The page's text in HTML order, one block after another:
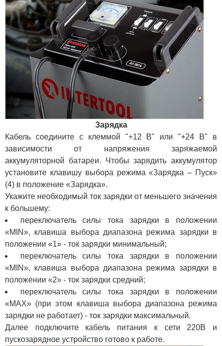
Зарядка
Кабель соедините с клеммой "+12 В" или "+24 В" в
зависимости от напряжения заряжаемой
аккумуляторной батареи. Чтобы зарядить аккумулятор
установите клавишу выбора режима «Зарядка – Пуск»
(4) в положение «Зарядка».
Укажите необходимый ток зарядки от меньшего значения
к большему:
переключатель силы тока зарядки в положении
«MIN», клавиша выбора диапазона режима зарядки в
положении «1» - ток зарядки минимальный;
переключатель силы тока зарядки в положении
«MIN», клавиша выбора диапазона режима зарядки в
положении «2» - ток зарядки средний;
переключатель силы тока зарядки в положении
«MAX» (при этом клавиша выбора диапазона режима
зарядки не работает) - ток зарядки максимальный.
Далее подключите кабель питания к сети 220В и
пускозарядное устройство готово к работе.